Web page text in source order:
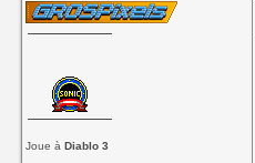
Joue àDiablo 3